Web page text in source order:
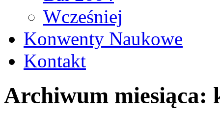
Wcześniej
Konwenty Naukowe
Kontakt
Archiwum miesiąca: